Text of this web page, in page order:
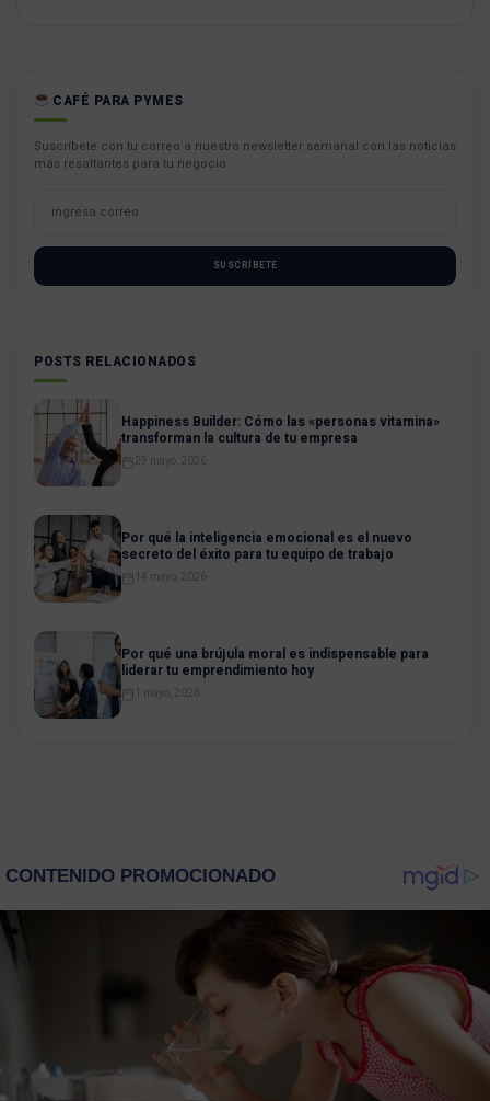
CAFÉ PARA PYMES
Suscríbete con tu correo a nuestro newsletter semanal con las noticias
más resaltantes para tu negocio.
SUSCRÍBETE
POSTS RELACIONADOS
Happiness Builder: Cómo las «personas vitamina»
transforman la cultura de tu empresa
29 mayo, 2026
Por qué la inteligencia emocional es el nuevo
secreto del éxito para tu equipo de trabajo
14 mayo, 2026
Por qué una brújula moral es indispensable para
liderar tu emprendimiento hoy
1 mayo, 2026